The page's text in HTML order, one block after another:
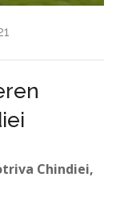
Chindiei,